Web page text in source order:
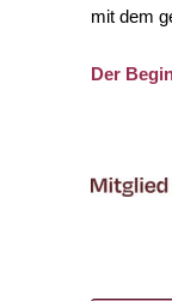
mit dem
Der